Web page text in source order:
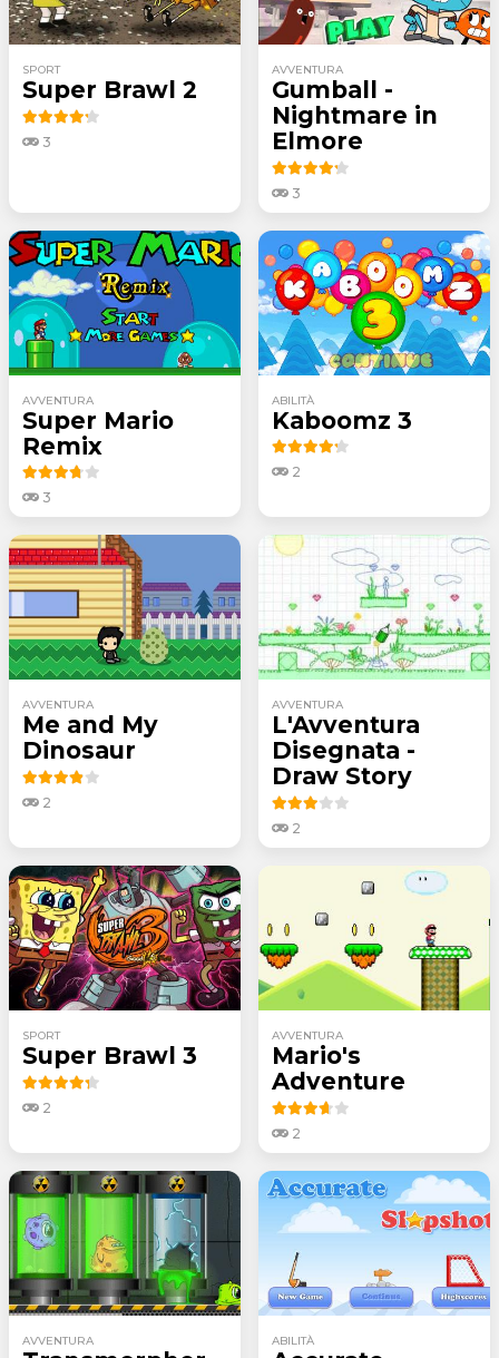
SPORT
Super Brawl 2
3
AVVENTURA
Gumball -
Nightmare in
Elmore
3
AVVENTURA
Super Mario
Remix
3
ABILITÀ
Kaboomz 3
2
AVVENTURA
Me and My
Dinosaur
2
AVVENTURA
L'Avventura
Disegnata -
Draw Story
2
SPORT
Super Brawl 3
2
AVVENTURA
Mario's
Adventure
2
AVVENTURA ABILITÀ